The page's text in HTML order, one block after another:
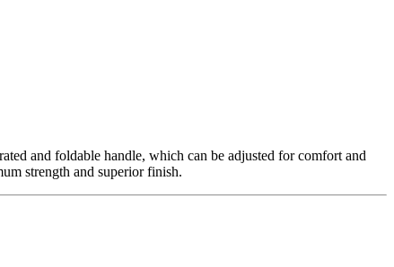
and foldable handle, which can be adjusted for comfort and
strength and superior finish.